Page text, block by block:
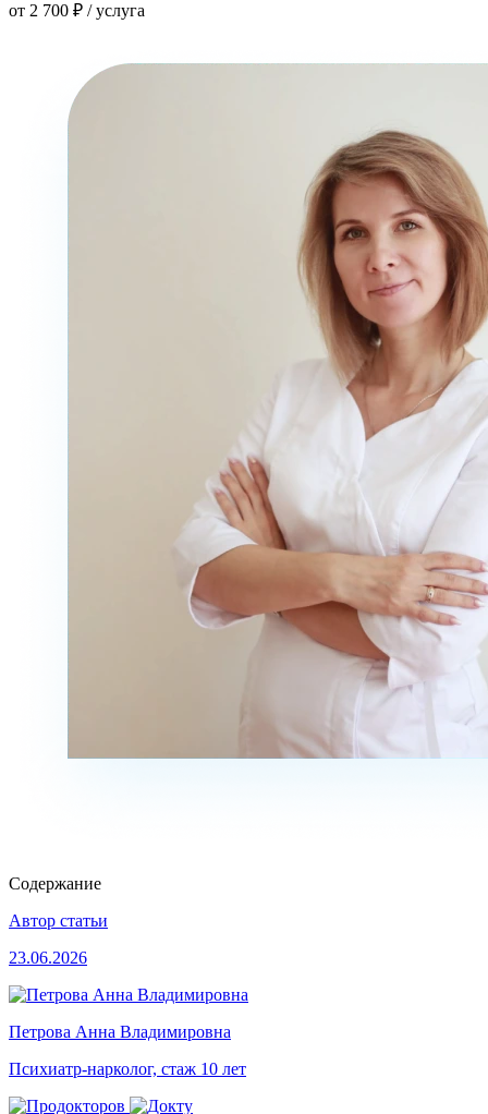
от 2 700 ₽ / услуга
Содержание
Автор статьи
23.06.2026
Петрова Анна Владимировна
Психиатр-нарколог, стаж 10 лет